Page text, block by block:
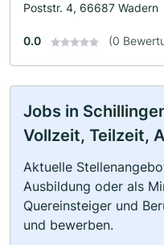
Poststr. 4, 66687 Wadern
0.0 (0
Jobs in
Vollzeit, Teilzeit,
Aktuelle
Ausbildung oder als
Quereinsteiger und
und bewerben.